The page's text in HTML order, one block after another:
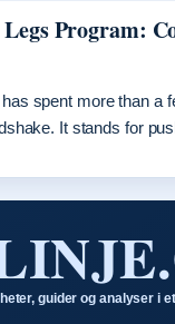
Program:
spent more than a
It stands for
guider og analyser i